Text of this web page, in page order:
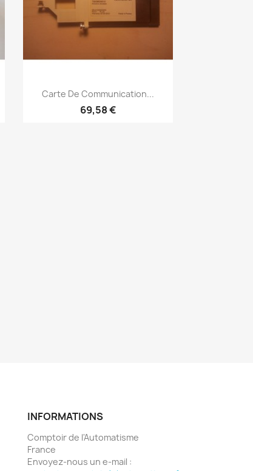
Aperçu rapide
Carte De Communication...
69,58 €
INFORMATIONS
Comptoir de l'Automatisme
France
Envoyez-nous un e-mail :